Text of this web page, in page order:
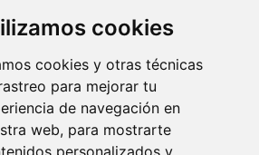
cookies
cookies y otras técnicas
para mejorar tu
de navegación en
web, para mostrarte
personalizados y
Foro